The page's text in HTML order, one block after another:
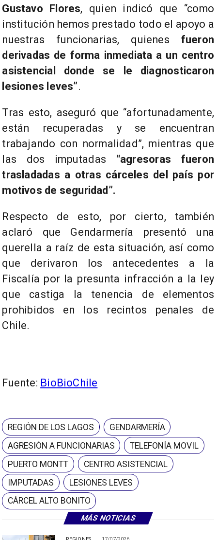
MÁS NOTICIAS
Gustavo Flores, quien indicó que “como
institución hemos prestado todo el apoyo a
nuestras funcionarias, quienes fueron
derivadas de forma inmediata a un centro
asistencial donde se le diagnosticaron
lesiones leves”.
Tras esto, aseguró que “afortunadamente,
están recuperadas y se encuentran
trabajando con normalidad”, mientras que
las dos imputadas “agresoras fueron
trasladadas a otras cárceles del país por
motivos de seguridad”.
Respecto de esto, por cierto, también
aclaró que Gendarmería presentó una
querella a raíz de esta situación, así como
que derivaron los antecedentes a la
Fiscalía por la presunta infracción a la ley
que castiga la tenencia de elementos
prohibidos en los recintos penales de
Chile.
Fuente: BioBioChile
REGIÓN DE LOS LAGOS
GENDARMERÍA
AGRESIÓN A FUNCIONARIAS
TELEFONÍA MOVIL
PUERTO MONTT
CENTRO ASISTENCIAL
IMPUTADAS
LESIONES LEVES
CÁRCEL ALTO BONITO